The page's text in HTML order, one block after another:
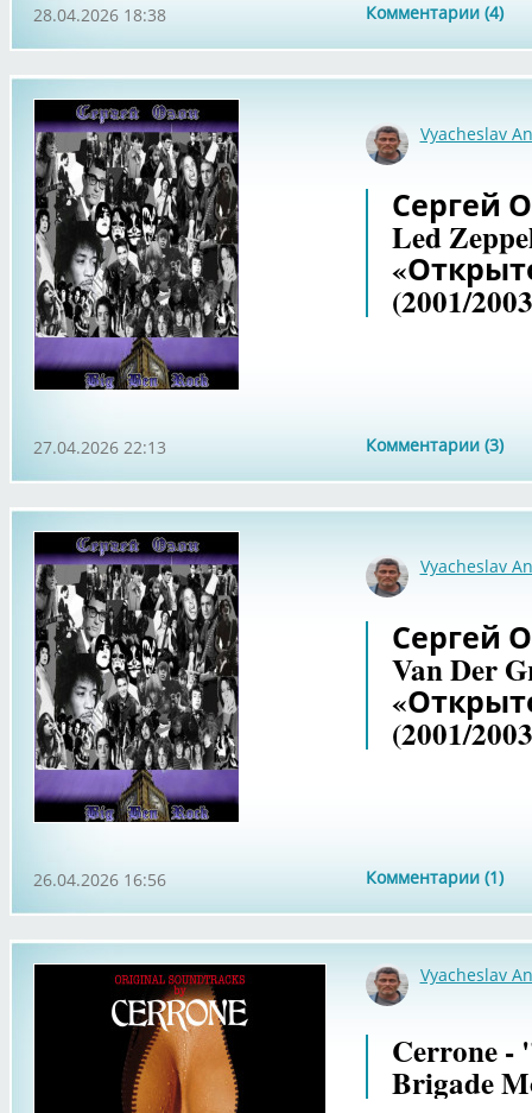
Комментарии (4)
28.04.2026 18:38
Vyacheslav
Сергей
Led
(2001/
Комментарии (3)
27.04.2026 22:13
Vyacheslav
Сергей
Van Der
(2001/
Комментарии (1)
26.04.2026 16:56
Vyacheslav
Cerrone -
Brigade